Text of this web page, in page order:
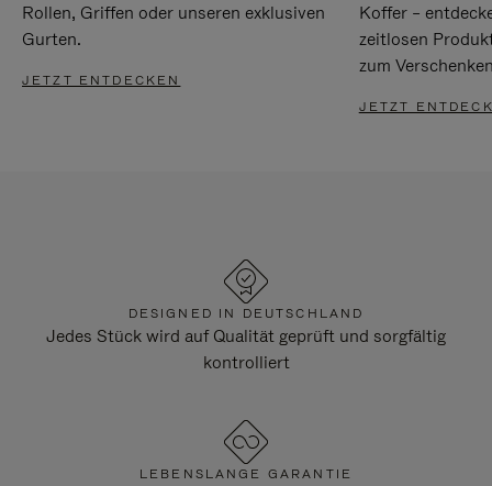
Rollen, Griffen oder unseren exklusiven
Gurten.
JETZT ENTDECKEN
Koffer –
zeitlosen
zum
JETZT
DESIGNED IN DEUTSCHLAND
Jedes Stück wird auf Qualität geprüft und sorgfältig
kontrolliert
LEBENSLANGE GARANTIE